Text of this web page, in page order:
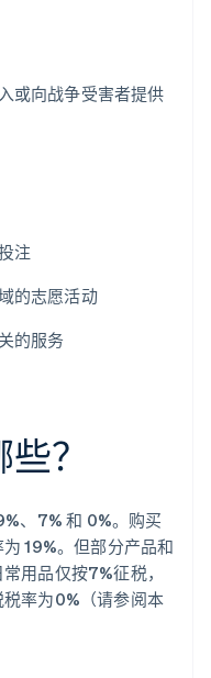
或向战争受害者提供
注
的志愿活动
的服务
？
、7% 和 0%。购买
19%。但部分产品和
用品仅按7%征税，
率为0%（请参阅本